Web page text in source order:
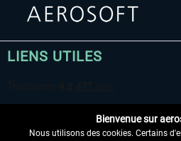
LIENS UTILES
Bienvenue sur
Nous utilisons des cookies. Certains